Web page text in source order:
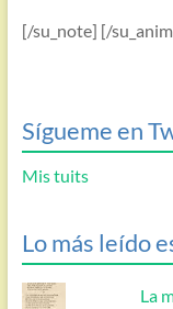
[/su_note] [/
Sígueme en
Mis tuits
Lo más leído
La